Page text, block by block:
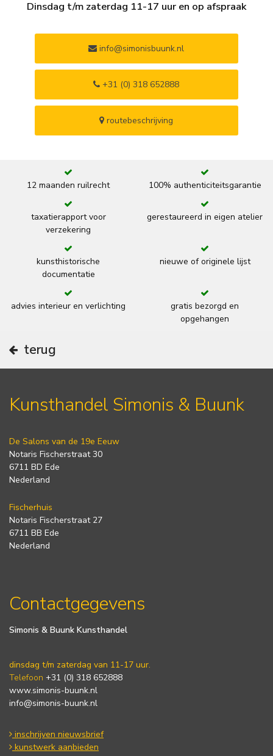
Dinsdag t/m zaterdag 11-17 uur en op afspraak
info@simonisbuunk.nl
+31 (0) 318 652888
routebeschrijving
12 maanden ruilrecht 100% authenticiteitsgarantie
taxatierapport voor
verzekering
gerestaureerd in eigen atelier
kunsthistorische
documentatie
nieuwe of originele lijst
advies interieur en verlichting
gratis bezorgd en
opgehangen
terug
Kunsthandel Simonis & Buunk
De Salons van de 19e Eeuw
Notaris Fischerstraat 30
6711 BD Ede
Nederland
Fischerhuis
Notaris Fischerstraat 27
6711 BB Ede
Nederland
Contactgegevens
Simonis & Buunk Kunsthandel
dinsdag t/m zaterdag van 11-17 uur.
Telefoon +31 (0) 318 652888
www.simonis-buunk.nl
info@simonis-buunk.nl
inschrijven nieuwsbrief
kunstwerk aanbieden